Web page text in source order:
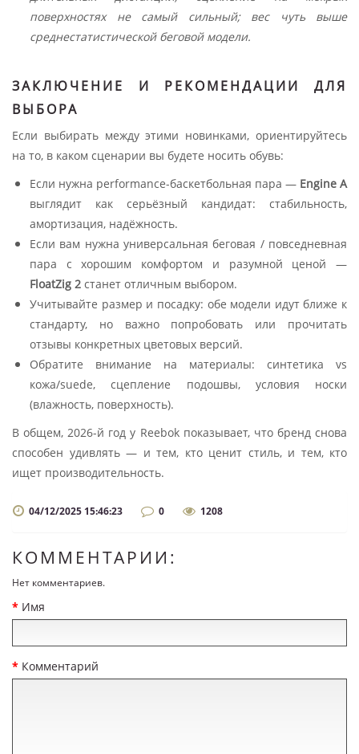
поверхностях не самый сильный; вес чуть выше
среднестатистической беговой модели.
ЗАКЛЮЧЕНИЕ И РЕКОМЕНДАЦИИ ДЛЯ
ВЫБОРА
Если выбирать между этими новинками, ориентируйтесь
на то, в каком сценарии вы будете носить обувь:
Если нужна performance-баскетбольная пара — Engine A
выглядит как серьёзный кандидат: стабильность,
амортизация, надёжность.
Если вам нужна универсальная беговая / повседневная
пара с хорошим комфортом и разумной ценой —
FloatZig 2 станет отличным выбором.
Учитывайте размер и посадку: обе модели идут ближе к
стандарту, но важно попробовать или прочитать
отзывы конкретных цветовых версий.
Обратите внимание на материалы: синтетика vs
кожа/suede, сцепление подошвы, условия носки
(влажность, поверхность).
В общем, 2026-й год у Reebok показывает, что бренд снова
способен удивлять — и тем, кто ценит стиль, и тем, кто
ищет производительность.
04/12/2025 15:46:23 0 1208
КОММЕНТАРИИ:
Нет комментариев.
Имя
Комментарий